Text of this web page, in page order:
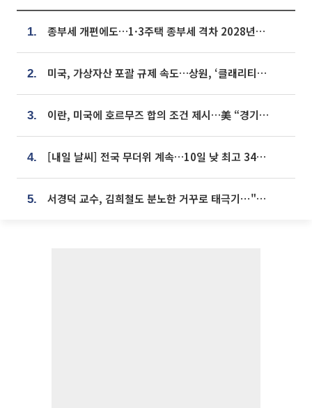
1. 종부세 개편에도…1·3주택 종부세 격차 2028년부터 확대
2. 미국, 가상자산 포괄 규제 속도…상원, ‘클래리티법’ 9월 절차투표 추진
3. 이란, 미국에 호르무즈 합의 조건 제시…美 “경기 아직 안 끝나” [종합]
4. [내일 날씨] 전국 무더위 계속…10일 낮 최고 34도 육박
5. 서경덕 교수, 김희철도 분노한 거꾸로 태극기⋯"엉터리는 아냐, 아쉬울 뿐"